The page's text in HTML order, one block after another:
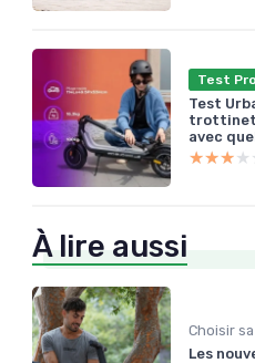
Test
Test
avec
À lire aussi
Les